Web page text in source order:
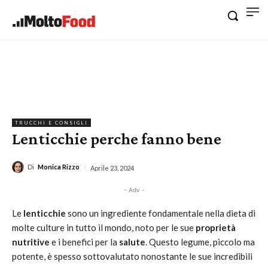
TRUCCHI E CONSIGLI
Lenticchie perche fanno bene
Di Monica Rizzo Aprile 23, 2024
- Adv -
Le lenticchie sono un ingrediente fondamentale nella dieta di
molte culture in tutto il mondo, noto per le sue proprietà
nutritive e i benefici per la salute. Questo legume, piccolo ma
potente, è spesso sottovalutato nonostante le sue incredibili